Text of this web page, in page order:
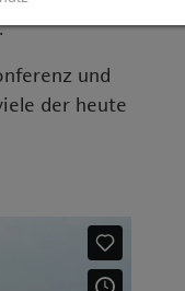
und
der heute